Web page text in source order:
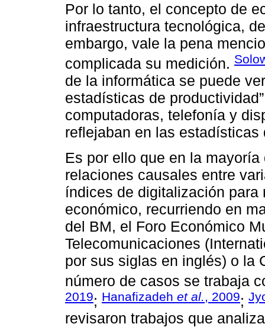
Por lo tanto, el concepto de
infraestructura tecnológica,
embargo, vale la pena
complicada su medición.
de la informática se puede
estadísticas de
computadoras, telefonía y
reflejaban en las
Es por ello que en la
relaciones causales entre
índices de digitalización
económico, recurriendo en
del BM, el Foro Económico
Telecomunicaciones
por sus siglas en inglés) o la
número de casos se trabaja
2019; Hanafizadeh et al., 2009;
revisaron trabajos que